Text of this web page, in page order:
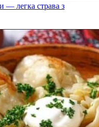
— легка страва з